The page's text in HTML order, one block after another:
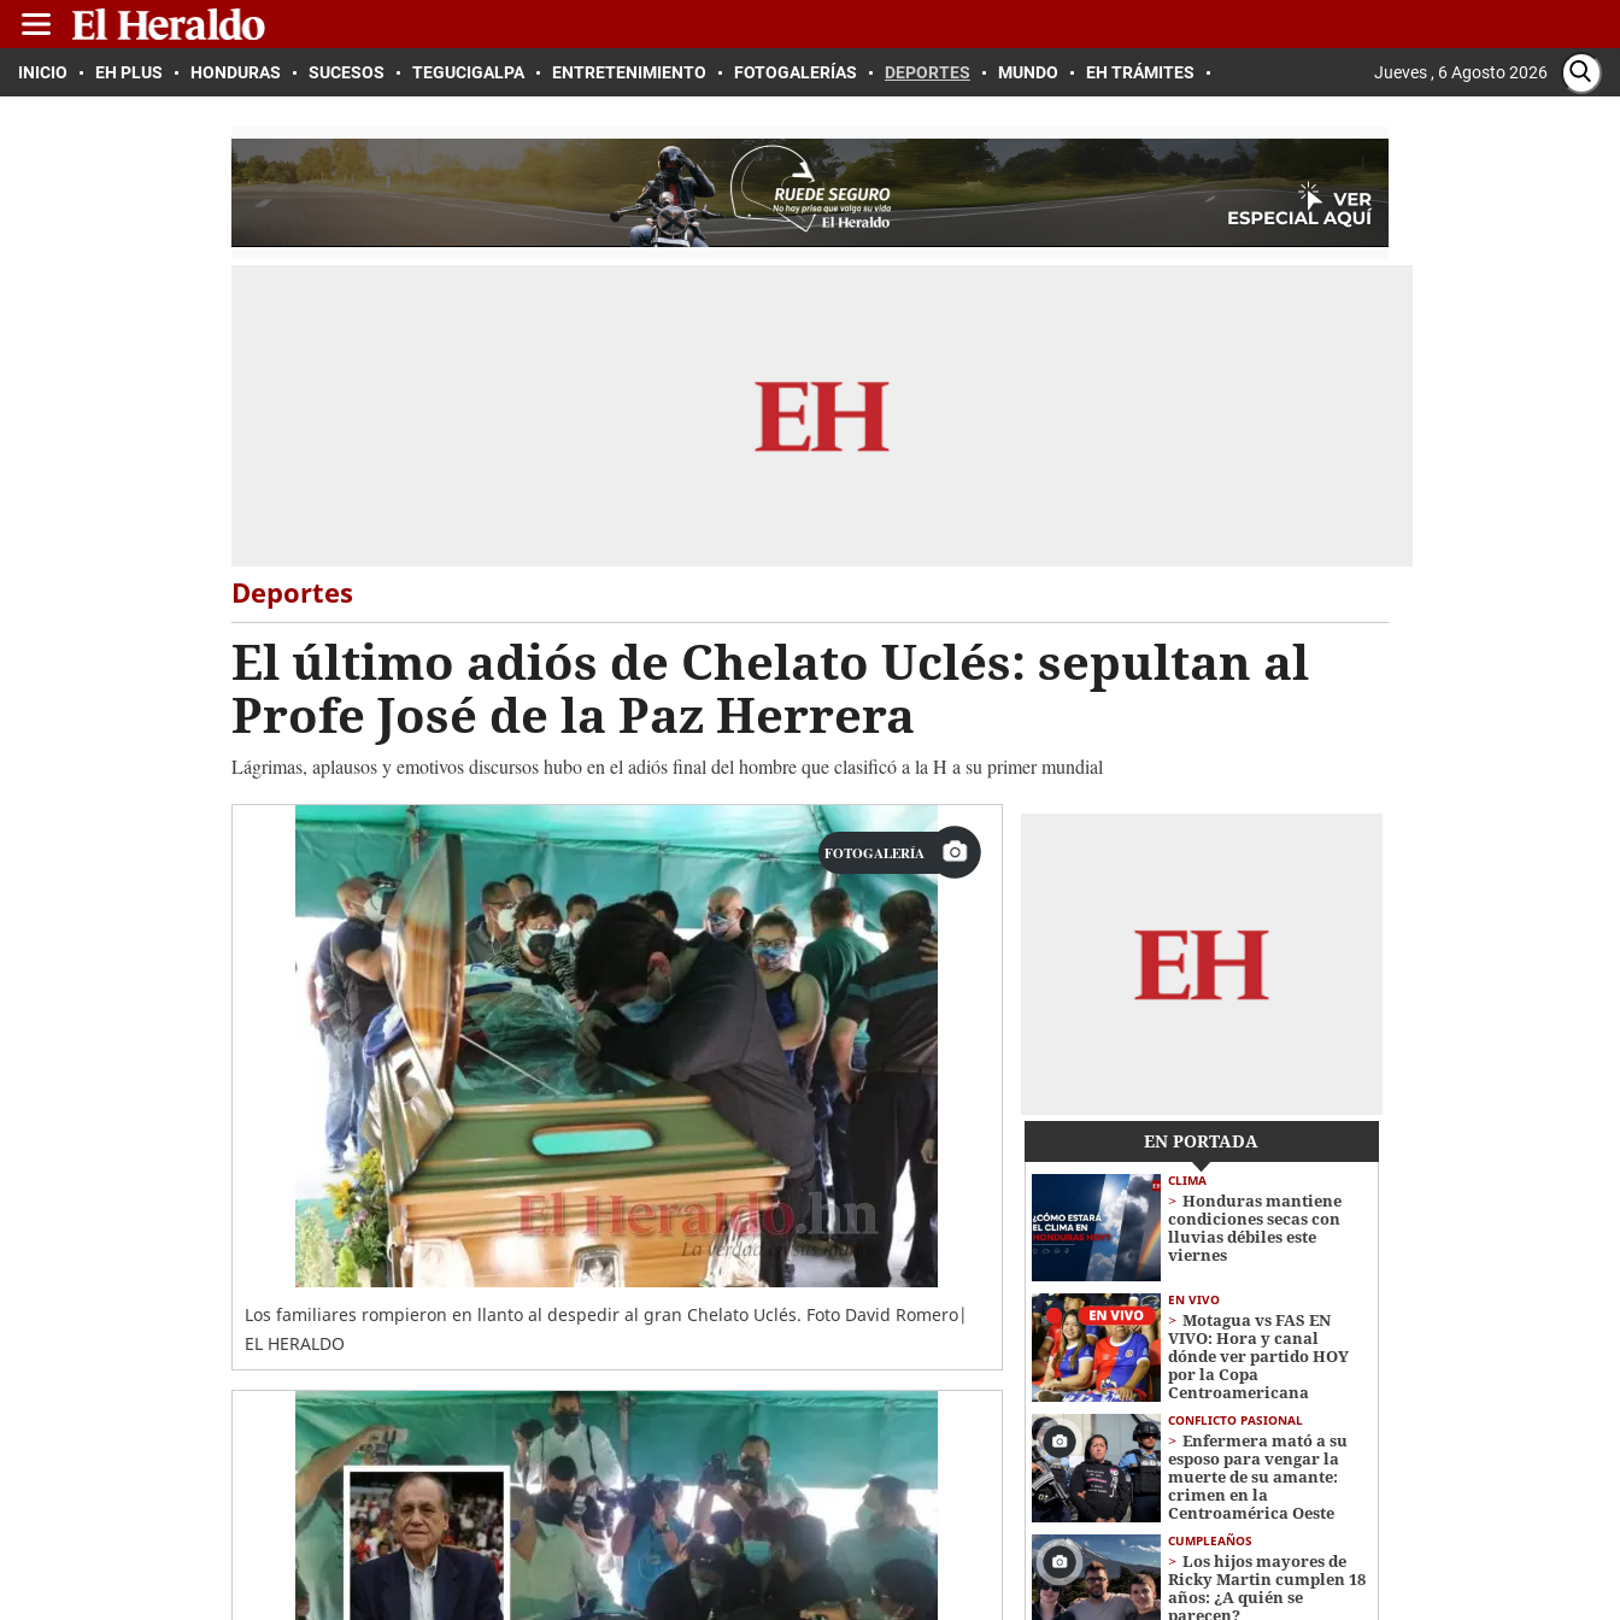
INICIO EH PLUS HONDURAS SUCESOS TEGUCIGALPA ENTRETENIMIENTO FOTOGALERÍAS DEPORTES MUNDO EH TRÁMITES Jueves , 6 Agosto 2026
Deportes
El último adiós de Chelato Uclés: sepultan al
Profe José de la Paz Herrera
Lágrimas, aplausos y emotivos discursos hubo en el adiós final del hombre que clasificó a la H a su primer mundial
FOTOGALERÍA
Los familiares rompieron en llanto al despedir al gran Chelato Uclés. Foto David Romero|
EL HERALDO
EN PORTADA
CLIMA
Honduras mantiene
condiciones secas con
lluvias débiles este
viernes
EN VIVO
Motagua vs FAS EN
VIVO: Hora y canal
dónde ver partido HOY
por la Copa
Centroamericana
CONFLICTO PASIONAL
Enfermera mató a su
esposo para vengar la
muerte de su amante:
crimen en la
Centroamérica Oeste
CUMPLEAÑOS
Los hijos mayores de
Ricky Martin cumplen 18
años: ¿A quién se
parecen?